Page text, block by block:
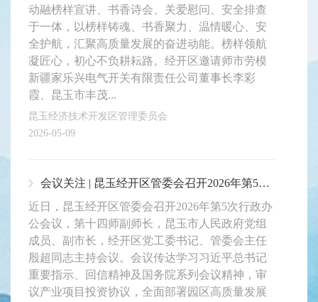
动融榜样宣讲、书香诗会、关爱慰问、安全排查
于一体，以榜样铸魂、书香聚力、温情暖心、安
全护航，汇聚高质量发展的奋进动能。榜样领航
凝匠心，初心不负耕耘路。经开区邀请师市劳模
新疆家乐兴电气开关有限责任公司董事长李彩
霞、昆玉市丰茂...
昆玉经济技术开发区管理委员会
2026-05-09
会议关注 | 昆玉经开区管委会召开2026年第5次行政办公会议 殷超主持
近日，昆玉经开区管委会召开2026年第5次行政办
公会议，第十四师副师长，昆玉市人民政府党组
成员、副市长，经开区党工委书记、管委会主任
殷超同志主持会议。会议传达学习习近平总书记
重要指示、回信精神及国务院系列会议精神，审
议产业项目投资协议，全面部署园区高质量发展